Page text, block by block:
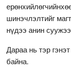
шинэчлэлтийг
нүдээ анин
Дараа нь тэр
байна.